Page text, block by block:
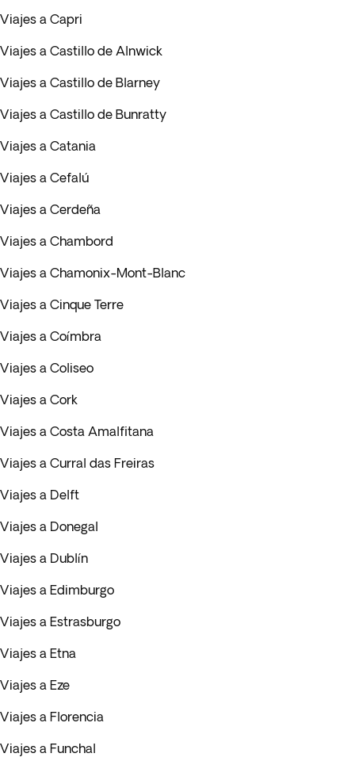
Viajes a Capri
Viajes a Castillo de Alnwick
Viajes a Castillo de Blarney
Viajes a Castillo de Bunratty
Viajes a Catania
Viajes a Cefalú
Viajes a Cerdeña
Viajes a Chambord
Viajes a Chamonix-Mont-Blanc
Viajes a Cinque Terre
Viajes a Coímbra
Viajes a Coliseo
Viajes a Cork
Viajes a Costa Amalfitana
Viajes a Curral das Freiras
Viajes a Delft
Viajes a Donegal
Viajes a Dublín
Viajes a Edimburgo
Viajes a Estrasburgo
Viajes a Etna
Viajes a Eze
Viajes a Florencia
Viajes a Funchal